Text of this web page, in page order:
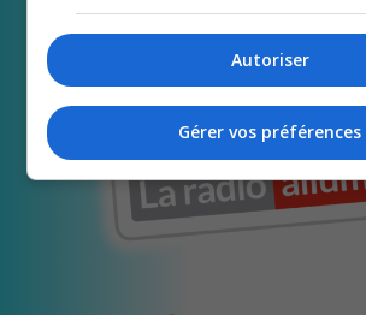
Autoriser
Gérer vos préférences